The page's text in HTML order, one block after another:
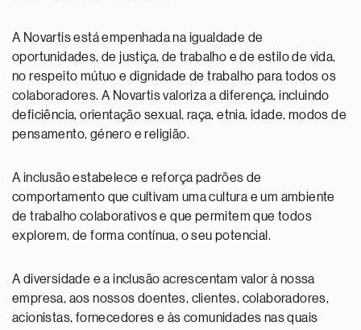
A Novartis está empenhada na igualdade de
oportunidades, de justiça, de trabalho e de estilo de vida,
no respeito mútuo e dignidade de trabalho para todos os
colaboradores. A Novartis valoriza a diferença, incluindo
deficiência, orientação sexual, raça, etnia, idade, modos de
pensamento, género e religião.
A inclusão estabelece e reforça padrões de
comportamento que cultivam uma cultura e um ambiente
de trabalho colaborativos e que permitem que todos
explorem, de forma contínua, o seu potencial.
A diversidade e a inclusão acrescentam valor à nossa
empresa, aos nossos doentes, clientes, colaboradores,
acionistas, fornecedores e às comunidades nas quais